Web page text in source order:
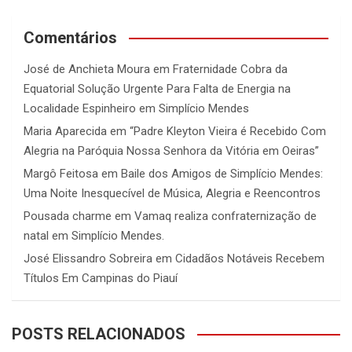
Comentários
José de Anchieta Moura em Fraternidade Cobra da
Equatorial Solução Urgente Para Falta de Energia na
Localidade Espinheiro em Simplício Mendes
Maria Aparecida em “Padre Kleyton Vieira é Recebido Com
Alegria na Paróquia Nossa Senhora da Vitória em Oeiras”
Margô Feitosa em Baile dos Amigos de Simplício Mendes:
Uma Noite Inesquecível de Música, Alegria e Reencontros
Pousada charme em Vamaq realiza confraternização de
natal em Simplício Mendes.
José Elissandro Sobreira em Cidadãos Notáveis Recebem
Títulos Em Campinas do Piauí
POSTS RELACIONADOS